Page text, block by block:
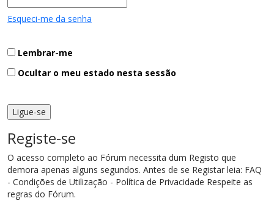
Esqueci-me da senha
Lembrar-me
Ocultar o meu estado nesta sessão
Registe-se
O acesso completo ao Fórum necessita dum Registo que
demora apenas alguns segundos. Antes de se Registar leia: FAQ
- Condições de Utilização - Política de Privacidade Respeite as
regras do Fórum.